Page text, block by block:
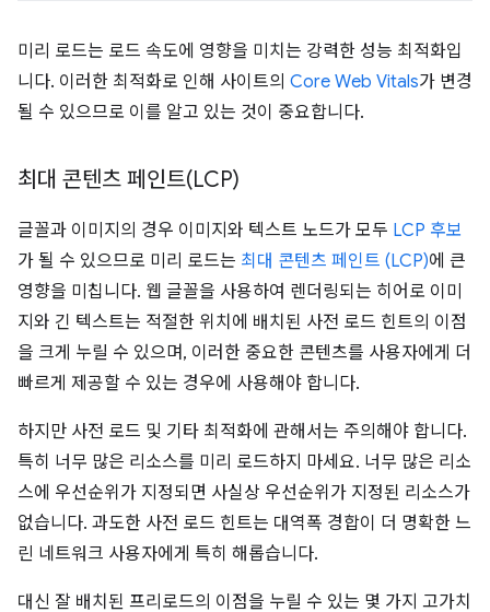
미리 로드는 로드 속도에 영향을 미치는 강력한 성능 최적화입
니다. 이러한 최적화로 인해 사이트의 Core Web Vitals가 변경
될 수 있으므로 이를 알고 있는 것이 중요합니다.
최대 콘텐츠 페인트(LCP)
글꼴과 이미지의 경우 이미지와 텍스트 노드가 모두 LCP 후보
가 될 수 있으므로 미리 로드는 최대 콘텐츠 페인트 (LCP)에 큰
영향을 미칩니다. 웹 글꼴을 사용하여 렌더링되는 히어로 이미
지와 긴 텍스트는 적절한 위치에 배치된 사전 로드 힌트의 이점
을 크게 누릴 수 있으며, 이러한 중요한 콘텐츠를 사용자에게 더
빠르게 제공할 수 있는 경우에 사용해야 합니다.
하지만 사전 로드 및 기타 최적화에 관해서는 주의해야 합니다.
특히 너무 많은 리소스를 미리 로드하지 마세요. 너무 많은 리소
스에 우선순위가 지정되면 사실상 우선순위가 지정된 리소스가
없습니다. 과도한 사전 로드 힌트는 대역폭 경합이 더 명확한 느
린 네트워크 사용자에게 특히 해롭습니다.
대신 잘 배치된 프리로드의 이점을 누릴 수 있는 몇 가지 고가치